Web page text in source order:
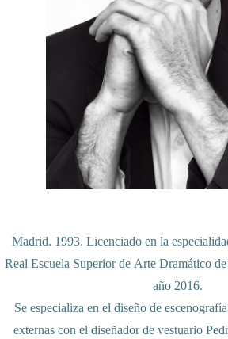
Real Escuela Superior de Arte Dramático
año 2016.
Se especializa en el diseño de
externas con el diseñador de vestuario